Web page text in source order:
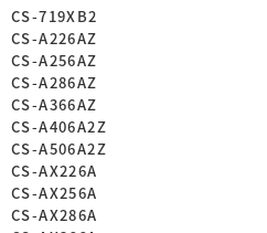
CS-719XB2
CS-A226AZ
CS-A256AZ
CS-A286AZ
CS-A366AZ
CS-A406A2Z
CS-A506A2Z
CS-AX226A
CS-AX256A
CS-AX286A